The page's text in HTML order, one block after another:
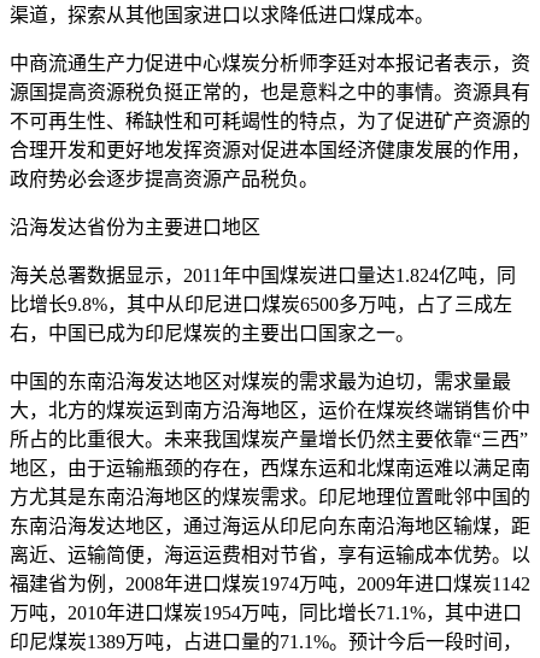
渠道，探索从其他国家进口以求降低进口煤成本。
中商流通生产力促进中心煤炭分析师李廷对本报记者表示，资
源国提高资源税负挺正常的，也是意料之中的事情。资源具有
不可再生性、稀缺性和可耗竭性的特点，为了促进矿产资源的
合理开发和更好地发挥资源对促进本国经济健康发展的作用，
政府势必会逐步提高资源产品税负。
沿海发达省份为主要进口地区
海关总署数据显示，2011年中国煤炭进口量达1.824亿吨，同
比增长9.8%，其中从印尼进口煤炭6500多万吨，占了三成左
右，中国已成为印尼煤炭的主要出口国家之一。
中国的东南沿海发达地区对煤炭的需求最为迫切，需求量最
大，北方的煤炭运到南方沿海地区，运价在煤炭终端销售价中
所占的比重很大。未来我国煤炭产量增长仍然主要依靠“三西”
地区，由于运输瓶颈的存在，西煤东运和北煤南运难以满足南
方尤其是东南沿海地区的煤炭需求。印尼地理位置毗邻中国的
东南沿海发达地区，通过海运从印尼向东南沿海地区输煤，距
离近、运输简便，海运运费相对节省，享有运输成本优势。以
福建省为例，2008年进口煤炭1974万吨，2009年进口煤炭1142
万吨，2010年进口煤炭1954万吨，同比增长71.1%，其中进口
印尼煤炭1389万吨，占进口量的71.1%。预计今后一段时间，